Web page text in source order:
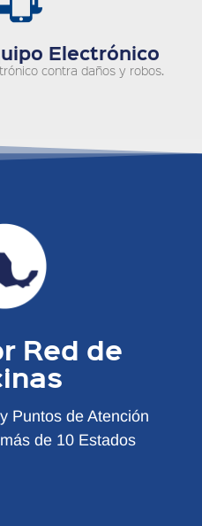
Electrónico
contra daños y robos.
Red de
Puntos de Atención
de 10 Estados